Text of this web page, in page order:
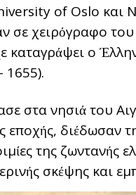
of Oslo
σε χειρόγραφο
καταγράψει ο
1655).
στα νησιά του
εποχής, διέδωσαν
της ζωντανής
σκέψης και